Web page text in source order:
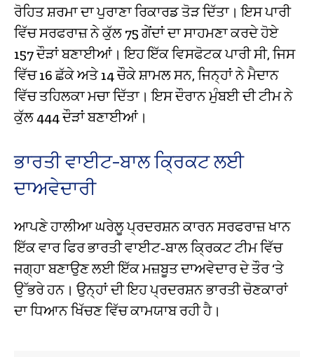
ਰੋਹਿਤ ਸ਼ਰਮਾ ਦਾ ਪੁਰਾਣਾ ਰਿਕਾਰਡ ਤੋੜ ਦਿੱਤਾ। ਇਸ ਪਾਰੀ
ਵਿੱਚ ਸਰਫਰਾਜ਼ ਨੇ ਕੁੱਲ 75 ਗੇਂਦਾਂ ਦਾ ਸਾਹਮਣਾ ਕਰਦੇ ਹੋਏ
157 ਦੌੜਾਂ ਬਣਾਈਆਂ। ਇਹ ਇੱਕ ਵਿਸਫੋਟਕ ਪਾਰੀ ਸੀ, ਜਿਸ
ਵਿੱਚ 16 ਛੱਕੇ ਅਤੇ 14 ਚੌਕੇ ਸ਼ਾਮਲ ਸਨ, ਜਿਨ੍ਹਾਂ ਨੇ ਮੈਦਾਨ
ਵਿੱਚ ਤਹਿਲਕਾ ਮਚਾ ਦਿੱਤਾ। ਇਸ ਦੌਰਾਨ ਮੁੰਬਈ ਦੀ ਟੀਮ ਨੇ
ਕੁੱਲ 444 ਦੌੜਾਂ ਬਣਾਈਆਂ।
ਭਾਰਤੀ ਵਾਈਟ-ਬਾਲ ਕ੍ਰਿਕਟ ਲਈ
ਦਾਅਵੇਦਾਰੀ
ਆਪਣੇ ਹਾਲੀਆ ਘਰੇਲੂ ਪ੍ਰਦਰਸ਼ਨ ਕਾਰਨ ਸਰਫਰਾਜ਼ ਖਾਨ
ਇੱਕ ਵਾਰ ਫਿਰ ਭਾਰਤੀ ਵਾਈਟ-ਬਾਲ ਕ੍ਰਿਕਟ ਟੀਮ ਵਿੱਚ
ਜਗ੍ਹਾ ਬਣਾਉਣ ਲਈ ਇੱਕ ਮਜ਼ਬੂਤ ਦਾਅਵੇਦਾਰ ਦੇ ਤੌਰ ‘ਤੇ
ਉੱਭਰੇ ਹਨ। ਉਨ੍ਹਾਂ ਦੀ ਇਹ ਪ੍ਰਦਰਸ਼ਨ ਭਾਰਤੀ ਚੋਣਕਾਰਾਂ
ਦਾ ਧਿਆਨ ਖਿੱਚਣ ਵਿੱਚ ਕਾਮਯਾਬ ਰਹੀ ਹੈ।